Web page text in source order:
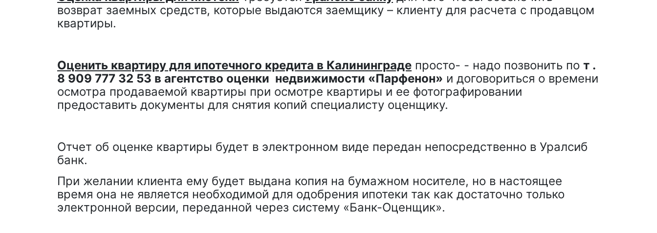
возврат заемных средств, которые выдаются заемщику – клиенту для расчета с продавцом
квартиры.
Оценить квартиру для ипотечного кредита в Калининграде просто- - надо позвонить по т .
8 909 777 32 53 в агентство оценки недвижимости «Парфенон» и договориться о времени
осмотра продаваемой квартиры при осмотре квартиры и ее фотографировании
предоставить документы для снятия копий специалисту оценщику.
Отчет об оценке квартиры будет в электронном виде передан непосредственно в Уралсиб
банк.
При желании клиента ему будет выдана копия на бумажном носителе, но в настоящее
время она не является необходимой для одобрения ипотеки так как достаточно только
электронной версии, переданной через систему «Банк-Оценщик».